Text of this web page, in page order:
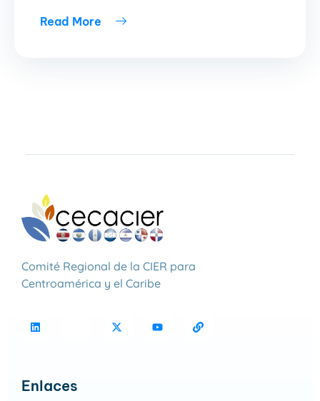
Read More
Comité Regional de la CIER para
Centroamérica y el Caribe
Enlaces